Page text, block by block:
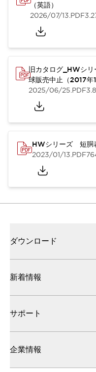
（英語）
2026/07/13.PDF
旧カタログ_HWシ
球販売中止（2017年1
2025/06/25.PDF
HWシリーズ 短胴
2023/01/13.PDF
ダウンロード
新着情報
サポート
企業情報